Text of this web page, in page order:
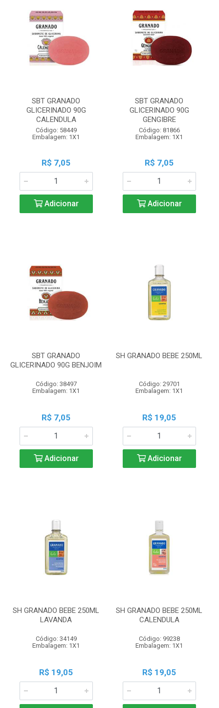
SBT GRANADO
GLICERINADO 90G
CALENDULA
Código: 58449
Embalagem: 1X1
R$ 7,05
Adicionar
SBT GRANADO
GLICERINADO 90G
GENGIBRE
Código: 81866
Embalagem: 1X1
R$ 7,05
Adicionar
SBT GRANADO
GLICERINADO 90G BENJOIM
Código: 38497
Embalagem: 1X1
R$ 7,05
Adicionar
SH GRANADO BEBE 250ML
Código: 29701
Embalagem: 1X1
R$ 19,05
Adicionar
SH GRANADO BEBE 250ML
LAVANDA
Código: 34149
Embalagem: 1X1
R$ 19,05
SH GRANADO BEBE 250ML
CALENDULA
Código: 99238
Embalagem: 1X1
R$ 19,05